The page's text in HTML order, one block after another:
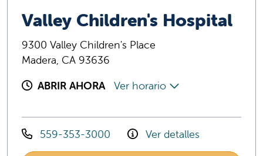
Valley Children's Hospital
9300 Valley Children's Place
Madera, CA 93636
ABRIR AHORA
Ver horario
559-353-3000 Ver detalles